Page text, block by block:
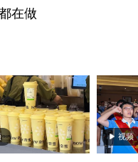
人秋日生活图景
视频